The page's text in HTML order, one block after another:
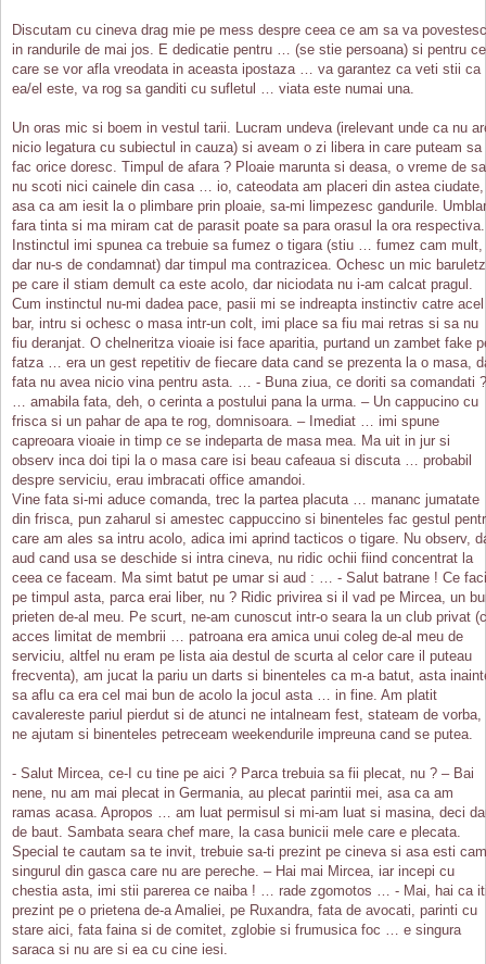
Discutam cu cineva drag mie pe mess despre ceea ce am sa va povestesc
in randurile de mai jos. E dedicatie pentru … (se stie persoana) si pentru
care se vor afla vreodata in aceasta ipostaza … va garantez ca veti stii ca
ea/el este, va rog sa ganditi cu sufletul … viata este numai una.
Un oras mic si boem in vestul tarii. Lucram undeva (irelevant unde ca nu
nicio legatura cu subiectul in cauza) si aveam o zi libera in care puteam sa
fac orice doresc. Timpul de afara ? Ploaie marunta si deasa, o vreme de sa
nu scoti nici cainele din casa … io, cateodata am placeri din astea ciudate,
asa ca am iesit la o plimbare prin ploaie, sa-mi limpezesc gandurile.
fara tinta si ma miram cat de parasit poate sa para orasul la ora respectiva.
Instinctul imi spunea ca trebuie sa fumez o tigara (stiu … fumez cam mult,
dar nu-s de condamnat) dar timpul ma contrazicea. Ochesc un mic baruletz
pe care il stiam demult ca este acolo, dar niciodata nu i-am calcat pragul.
Cum instinctul nu-mi dadea pace, pasii mi se indreapta instinctiv catre acel
bar, intru si ochesc o masa intr-un colt, imi place sa fiu mai retras si sa nu
fiu deranjat. O chelneritza vioaie isi face aparitia, purtand un zambet fake
fatza … era un gest repetitiv de fiecare data cand se prezenta la o masa,
fata nu avea nicio vina pentru asta. … - Buna ziua, ce doriti sa comandati ?
… amabila fata, deh, o cerinta a postului pana la urma. – Un cappucino cu
frisca si un pahar de apa te rog, domnisoara. – Imediat … imi spune
capreoara vioaie in timp ce se indeparta de masa mea. Ma uit in jur si
observ inca doi tipi la o masa care isi beau cafeaua si discuta … probabil
despre serviciu, erau imbracati office amandoi.
Vine fata si-mi aduce comanda, trec la partea placuta … mananc jumatate
din frisca, pun zaharul si amestec cappuccino si binenteles fac gestul
care am ales sa intru acolo, adica imi aprind tacticos o tigare. Nu observ,
aud cand usa se deschide si intra cineva, nu ridic ochii fiind concentrat la
ceea ce faceam. Ma simt batut pe umar si aud : … - Salut batrane ! Ce faci
pe timpul asta, parca erai liber, nu ? Ridic privirea si il vad pe Mircea, un
prieten de-al meu. Pe scurt, ne-am cunoscut intr-o seara la un club privat
acces limitat de membrii … patroana era amica unui coleg de-al meu de
serviciu, altfel nu eram pe lista aia destul de scurta al celor care il puteau
frecventa), am jucat la pariu un darts si binenteles ca m-a batut, asta
sa aflu ca era cel mai bun de acolo la jocul asta … in fine. Am platit
cavalereste pariul pierdut si de atunci ne intalneam fest, stateam de vorba,
ne ajutam si binenteles petreceam weekendurile impreuna cand se putea.
- Salut Mircea, ce-I cu tine pe aici ? Parca trebuia sa fii plecat, nu ? – Bai
nene, nu am mai plecat in Germania, au plecat parintii mei, asa ca am
ramas acasa. Apropos … am luat permisul si mi-am luat si masina, deci
de baut. Sambata seara chef mare, la casa bunicii mele care e plecata.
Special te cautam sa te invit, trebuie sa-ti prezint pe cineva si asa esti cam
singurul din gasca care nu are pereche. – Hai mai Mircea, iar incepi cu
chestia asta, imi stii parerea ce naiba ! … rade zgomotos … - Mai, hai ca
prezint pe o prietena de-a Amaliei, pe Ruxandra, fata de avocati, parinti cu
stare aici, fata faina si de comitet, zglobie si frumusica foc … e singura
saraca si nu are si ea cu cine iesi.